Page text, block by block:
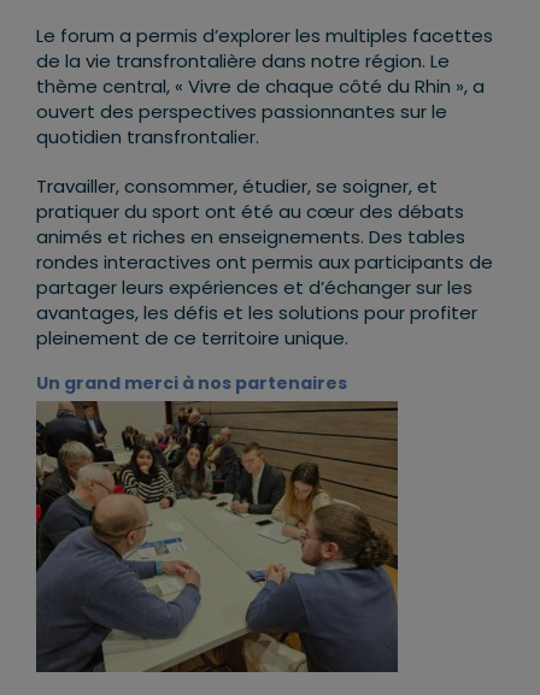
Le forum a permis d’explorer les multiples facettes
de la vie transfrontalière dans notre région. Le
thème central, « Vivre de chaque côté du Rhin », a
ouvert des perspectives passionnantes sur le
quotidien transfrontalier.
Travailler, consommer, étudier, se soigner, et
pratiquer du sport ont été au cœur des débats
animés et riches en enseignements. Des tables
rondes interactives ont permis aux participants de
partager leurs expériences et d’échanger sur les
avantages, les défis et les solutions pour profiter
pleinement de ce territoire unique.
Un grand merci à nos partenaires